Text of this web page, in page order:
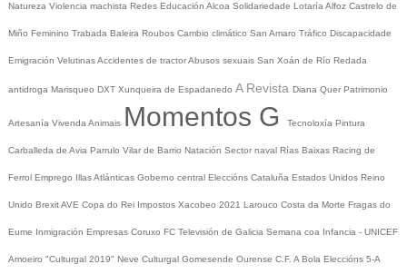
Natureza Violencia machista Redes Educación Alcoa Solidariedade Lotaría Alfoz Castrelo de
Miño Feminino Trabada Baleira Roubos Cambio climático San Amaro Tráfico Discapacidade
Emigración VelutinasAccidentes de tractorAbusos sexuais San Xoán de Río Redada
antidroga Marisqueo DXT Xunqueira de Espadanedo A Revista Diana Quer Patrimonio
Artesanía Vivenda Animais Momentos G Tecnoloxía Pintura
Carballeda de Avia Parrulo Vilar de Barrio Natación Sector naval Rías Baixas Racing de
Ferrol Emprego Illas Atlánticas Goberno central Eleccións Cataluña Estados Unidos Reino
Unido BrexitAVE Copa do Rei Impostos Xacobeo 2021 Larouco Costa da Morte Fragas do
Eume Inmigración Empresas Coruxo FC Televisión de Galicia Semana coa Infancia - UNICEF
Amoeiro "Culturgal 2019" Neve Culturgal Gomesende Ourense C.F. A Bola Eleccións 5-A